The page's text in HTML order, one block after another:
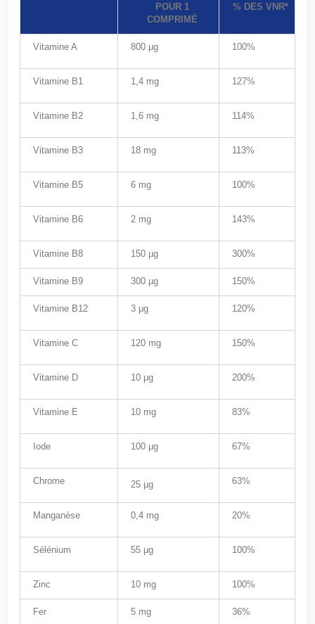
POUR 1
COMPRIMÉ
% DES VNR*
Vitamine A 800 μg 100%
Vitamine B1 1,4 mg 127%
Vitamine B2 1,6 mg 114%
Vitamine B3 18 mg 113%
Vitamine B5 6 mg 100%
Vitamine B6 2 mg 143%
Vitamine B8 150 µg 300%
Vitamine B9 300 µg 150%
Vitamine B12 3 μg 120%
Vitamine C 120 mg 150%
Vitamine D 10 μg 200%
Vitamine E 10 mg 83%
Iode 100 μg 67%
Chrome 25 µg 63%
Manganèse 0,4 mg 20%
Sélénium 55 μg 100%
Zinc 10 mg 100%
Fer 5 mg 36%